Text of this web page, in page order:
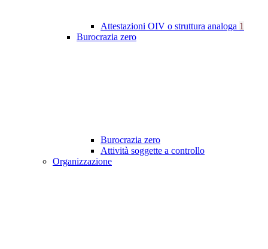
Attestazioni OIV o struttura analoga 1
Burocrazia zero
Burocrazia zero
Attività soggette a controllo
Organizzazione